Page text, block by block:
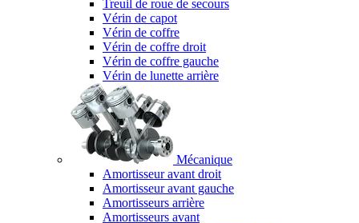
Treuil de roue de secours
Vérin de capot
Vérin de coffre
Vérin de coffre droit
Vérin de coffre gauche
Vérin de lunette arrière
Mécanique
Amortisseur avant droit
Amortisseur avant gauche
Amortisseurs arrière
Amortisseurs avant